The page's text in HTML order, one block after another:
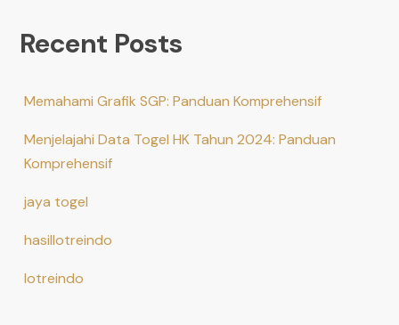
Recent Posts
Memahami Grafik SGP: Panduan Komprehensif
Menjelajahi Data Togel HK Tahun 2024: Panduan
Komprehensif
jaya togel
hasillotreindo
lotreindo